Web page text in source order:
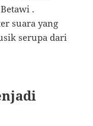
.
suara yang
serupa dari